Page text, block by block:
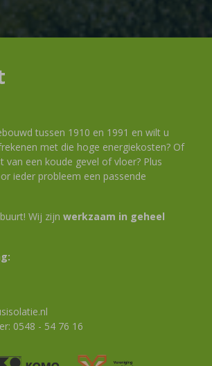
tussen 1910 en 1991 en wilt u
met die hoge energiekosten? Of
van een koude gevel of vloer? Plus
ieder probleem een passende
Wij zijn werkzaam in geheel
0548 - 54 76 16